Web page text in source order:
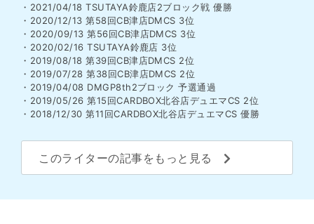
・2021/04/18 TSUTAYA鈴鹿店2ブロック戦 優勝
・2020/12/13 第58回CB津店DMCS 3位
・2020/09/13 第56回CB津店DMCS 3位
・2020/02/16 TSUTAYA鈴鹿店 3位
・2019/08/18 第39回CB津店DMCS 2位
・2019/07/28 第38回CB津店DMCS 2位
・2019/04/08 DMGP8th2ブロック 予選通過
・2019/05/26 第15回CARDBOX北谷店デュエマCS 2位
・2018/12/30 第11回CARDBOX北谷店デュエマCS 優勝
このライターの記事をもっと見る